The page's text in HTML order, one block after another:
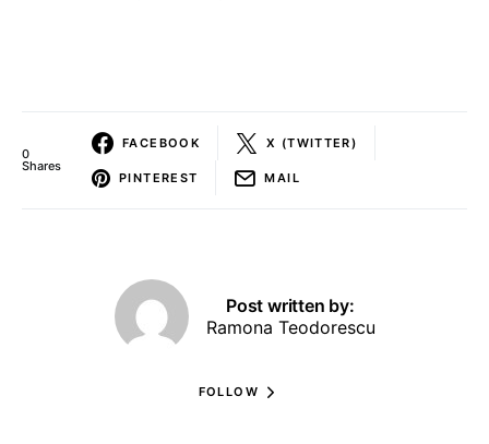
0
Shares
FACEBOOK X (TWITTER)
PINTEREST MAIL
Post written by:
Ramona Teodorescu
FOLLOW